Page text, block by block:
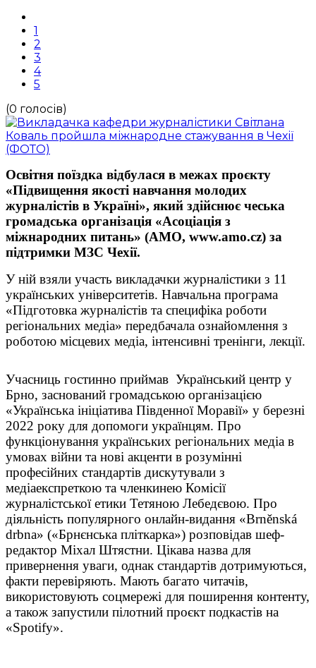
1
2
3
4
5
(0 голосів)
Освітня поїздка відбулася в межах проєкту
«Підвищення якості навчання молодих
журналістів в Україні», який здійснює чеська
громадська організація «Асоціація з
міжнародних питань» (АМО, www.amo.cz) за
підтримки МЗС Чехії.
У ній взяли участь викладачки журналістики з 11
українських університетів. Навчальна програма
«Підготовка журналістів та специфіка роботи
регіональних медіа» передбачала ознайомлення з
роботою місцевих медіа, інтенсивні тренінги, лекції.
Учасниць гостинно приймав Український центр у
Брно, заснований громадською організацією
«Українська ініціатива Південної Моравії» у березні
2022 року для допомоги українцям. Про
функціонування українських регіональних медіа в
умовах війни та нові акценти в розумінні
професійних стандартів дискутували з
медіаекспреткою та членкинею Комісії
журналістської етики Тетяною Лебедєвою. Про
діяльність популярного онлайн-видання «Brněnská
drbna» («Брнєнська пліткарка») розповідав шеф-
редактор Міхал Штястни. Цікава назва для
привернення уваги, однак стандартів дотримуються,
факти перевіряють. Мають багато читачів,
використовують соцмережі для поширення контенту,
а також запустили пілотний проєкт подкастів на
«Spotify».